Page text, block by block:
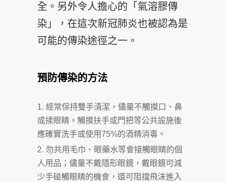
全。另外令人擔心的「氣溶膠傳
染」，在這次新冠肺炎也被認為是
可能的傳染途徑之一。
預防傳染的方法
經常保持雙手清潔，儘量不觸摸口、鼻
或揉眼睛。觸摸扶手或門把等公共設施後
應確實洗手或使用75%的酒精消毒。
勿共用毛巾、眼藥水等會接觸眼睛的個
人用品；儘量不戴隱形眼鏡，戴眼鏡可減
少手碰觸眼睛的機會，還可阻擋飛沫進入